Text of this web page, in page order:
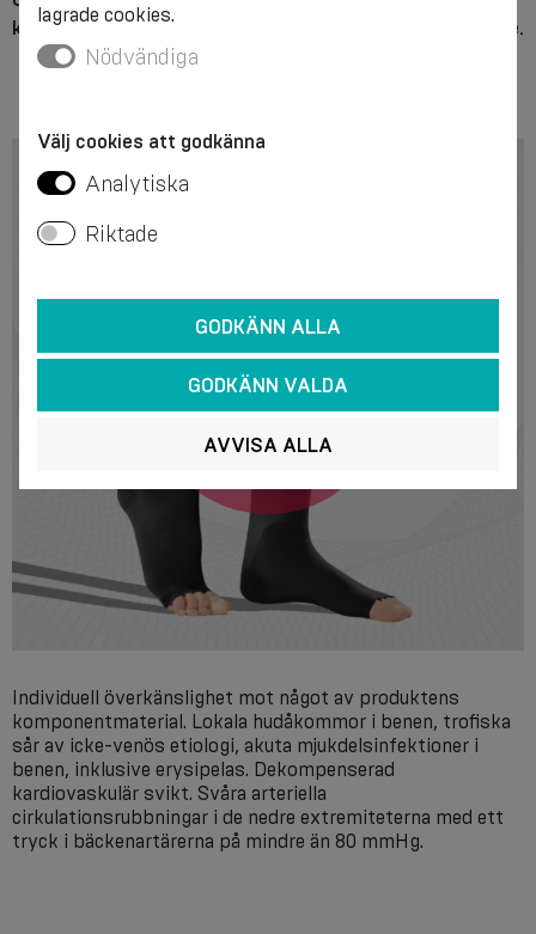
kompressionsklass II ska endast ske i samråd med läkare.
Individuell överkänslighet mot något av produktens
komponentmaterial. Lokala hudåkommor i benen, trofiska
sår av icke-venös etiologi, akuta mjukdelsinfektioner i
benen, inklusive erysipelas. Dekompenserad
kardiovaskulär svikt. Svåra arteriella
cirkulationsrubbningar i de nedre extremiteterna med ett
tryck i bäckenartärerna på mindre än 80 mmHg.
lagrade cookies.
Nödvändiga
Välj cookies att godkänna
Analytiska
Riktade
GODKÄNN ALLA
GODKÄNN VALDA
AVVISA ALLA